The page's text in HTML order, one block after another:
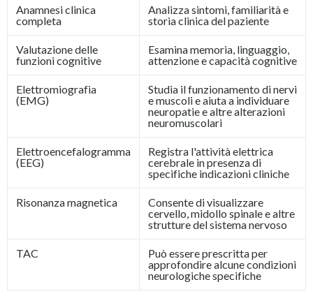
Anamnesi clinica
completa
Analizza sintomi, familiarità e
storia clinica del paziente
Valutazione delle
funzioni cognitive
Esamina memoria, linguaggio,
attenzione e capacità cognitive
Elettromiografia
(EMG)
Studia il funzionamento di nervi
e muscoli e aiuta a individuare
neuropatie e altre alterazioni
neuromuscolari
Elettroencefalogramma
(EEG)
Registra l'attività elettrica
cerebrale in presenza di
specifiche indicazioni cliniche
Risonanza magnetica
Consente di visualizzare
cervello, midollo spinale e altre
strutture del sistema nervoso
TAC
Può essere prescritta per
approfondire alcune condizioni
neurologiche specifiche